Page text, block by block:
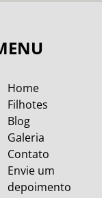
Home
Filhotes
Blog
Galeria
Contato
Envie um
depoimento